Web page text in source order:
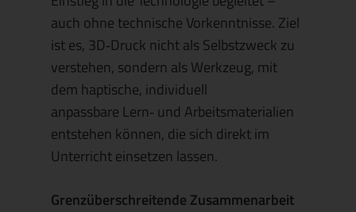
auch ohne technische Vorkenntnisse. Ziel
ist es, 3D‑Druck nicht als Selbstzweck zu
verstehen, sondern als Werkzeug, mit
dem haptische, individuell
anpassbare Lern‑ und Arbeitsmaterialien
entstehen können, die sich direkt im
Unterricht einsetzen lassen.
Grenzüberschreitende Zusammenarbeit